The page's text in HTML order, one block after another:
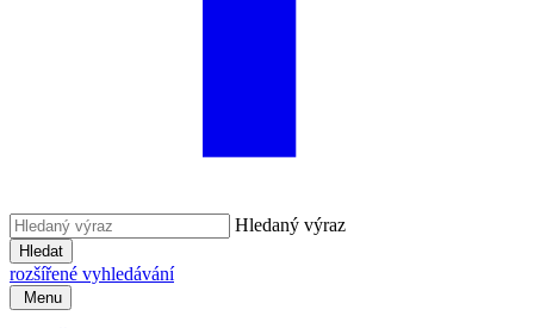
Hledaný výraz
Hledat
rozšířené vyhledávání
Menu